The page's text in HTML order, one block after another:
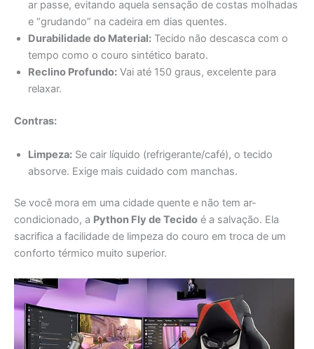
Zero Suor:O grande diferencial. O tecido permite que o
ar passe, evitando aquela sensação de costas molhadas
e “grudando” na cadeira em dias quentes.
Durabilidade do Material: Tecido não descasca com o
tempo como o couro sintético barato.
relaxar.
Contras:
absorve. Exige mais cuidado com manchas.
Se você mora em uma cidade quente e não tem ar-
condicionado, a Python Fly de Tecido
sacrifica a facilidade de limpeza do couro em troca de um
conforto térmico muito superior.